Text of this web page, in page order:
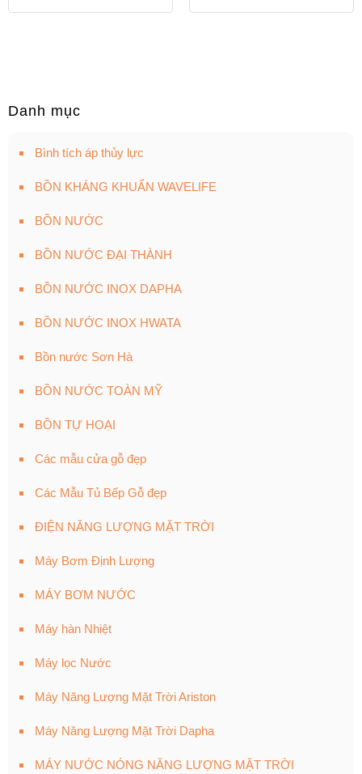
Danh mục
Bình tích áp thủy lực
BỒN KHÁNG KHUẨN WAVELIFE
BỒN NƯỚC
BỒN NƯỚC ĐẠI THÀNH
BỒN NƯỚC INOX DAPHA
BỒN NƯỚC INOX HWATA
Bồn nước Sơn Hà
BỒN NƯỚC TOÀN MỸ
BỒN TỰ HOẠI
Các mẫu cửa gỗ đẹp
Các Mẫu Tủ Bếp Gỗ đẹp
ĐIỆN NĂNG LƯỢNG MẶT TRỜI
Máy Bơm Định Lượng
MÁY BƠM NƯỚC
Máy hàn Nhiệt
Máy lọc Nước
Máy Năng Lượng Mặt Trời Ariston
Máy Năng Lượng Mặt Trời Dapha
MÁY NƯỚC NÓNG NĂNG LƯỢNG MẶT TRỜI